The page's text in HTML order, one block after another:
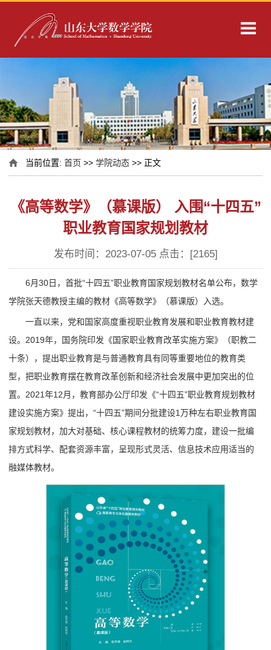
当前位置:首页 >>学院动态 >> 正文
《高等数学》（慕课版） 入围“十四五”
职业教育国家规划教材
发布时间：2023-07-05 点击：[2165]
6月30日，首批“十四五”职业教育国家规划教材名单公布，数学
学院张天德教授主编的教材《高等数学》（慕课版）入选。
一直以来，党和国家高度重视职业教育发展和职业教育教材建
设。2019年，国务院印发《国家职业教育改革实施方案》（职教二
十条），提出职业教育是与普通教育具有同等重要地位的教育类
型，把职业教育摆在教育改革创新和经济社会发展中更加突出的位
置。2021年12月，教育部办公厅印发《“十四五”职业教育规划教材
建设实施方案》提出，“十四五”期间分批建设1万种左右职业教育国
家规划教材，加大对基础、核心课程教材的统筹力度，建设一批编
排方式科学、配套资源丰富，呈现形式灵活、信息技术应用适当的
融媒体教材。